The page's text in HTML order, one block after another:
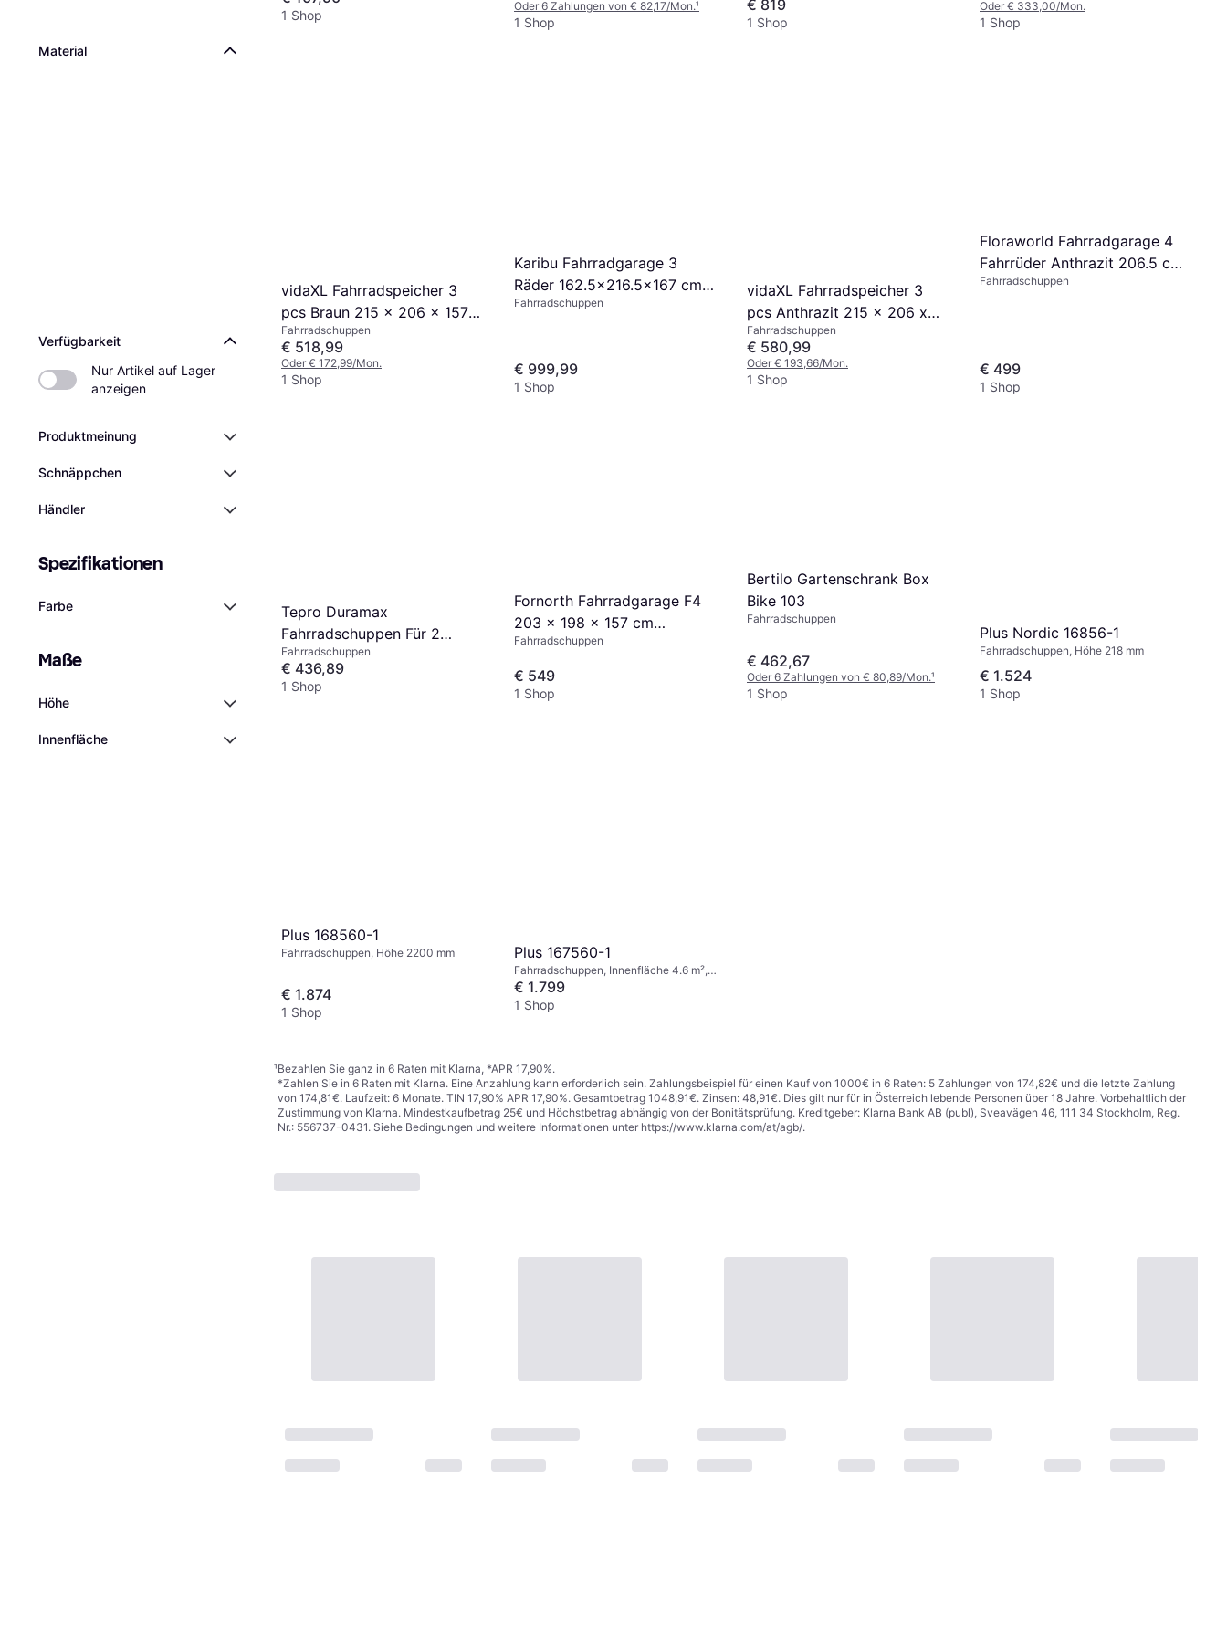
Material
Verfügbarkeit
Nur Artikel auf Lager
anzeigen
Produktmeinung
Schnäppchen
Händler
Spezifikationen
Farbe
Maße
Höhe
Innenfläche
1 Shop
Oder 6 Zahlungen von € 82,17/Mon.¹
1 Shop
€ 819
1 Shop
Oder € 333,00/Mon.
1 Shop
vidaXL Fahrradspeicher 3
pcs Braun 215 x 206 x 157
cm Metall
Fahrradschuppen
€ 518,99
Oder € 172,99/Mon.
1 Shop
Karibu Fahrradgarage 3
Räder 162.5x216.5x167 cm
Weiß Holz
Fahrradschuppen
€ 999,99
1 Shop
vidaXL Fahrradspeicher 3
pcs Anthrazit 215 x 206 x
157 cm Metall
Fahrradschuppen
€ 580,99
Oder € 193,66/Mon.
1 Shop
Floraworld Fahrradgarage 4
Fahrrüder Anthrazit 206.5 cm
x 204 cm
Fahrradschuppen
€ 499
1 Shop
Tepro Duramax
Fahrradschuppen Für 2
Abschließbaren Doppeltüren
Fahrradschuppen
€ 436,89
1 Shop
Fornorth Fahrradgarage F4
203 x 198 x 157 cm
Dunkelgrau
Fahrradschuppen
€ 549
1 Shop
Bertilo Gartenschrank Box
Bike 103
Fahrradschuppen
€ 462,67
Oder 6 Zahlungen von € 80,89/Mon.¹
1 Shop
Plus Nordic 16856-1
Fahrradschuppen, Höhe 218 mm
€ 1.524
1 Shop
Plus 168560-1
Fahrradschuppen, Höhe 2200 mm
€ 1.874
1 Shop
Plus 167560-1
Fahrradschuppen, Innenfläche 4.6 m²,
Höhe 2500 mm
€ 1.799
1 Shop
¹Bezahlen Sie ganz in 6 Raten mit Klarna, *APR 17,90%.
*Zahlen Sie in 6 Raten mit Klarna. Eine Anzahlung kann erforderlich sein. Zahlungsbeispiel für einen Kauf von 1000€ in 6 Raten: 5 Zahlungen von 174,82€ und die letzte Zahlung
von 174,81€. Laufzeit: 6 Monate. TIN 17,90% APR 17,90%. Gesamtbetrag 1048,91€. Zinsen: 48,91€. Dies gilt nur für in Österreich lebende Personen über 18 Jahre. Vorbehaltlich der
Zustimmung von Klarna. Mindestkaufbetrag 25€ und Höchstbetrag abhängig von der Bonitätsprüfung. Kreditgeber: Klarna Bank AB (publ), Sveavägen 46, 111 34 Stockholm, Reg.
Nr.: 556737-0431. Siehe Bedingungen und weitere Informationen unter https://www.klarna.com/at/agb/.